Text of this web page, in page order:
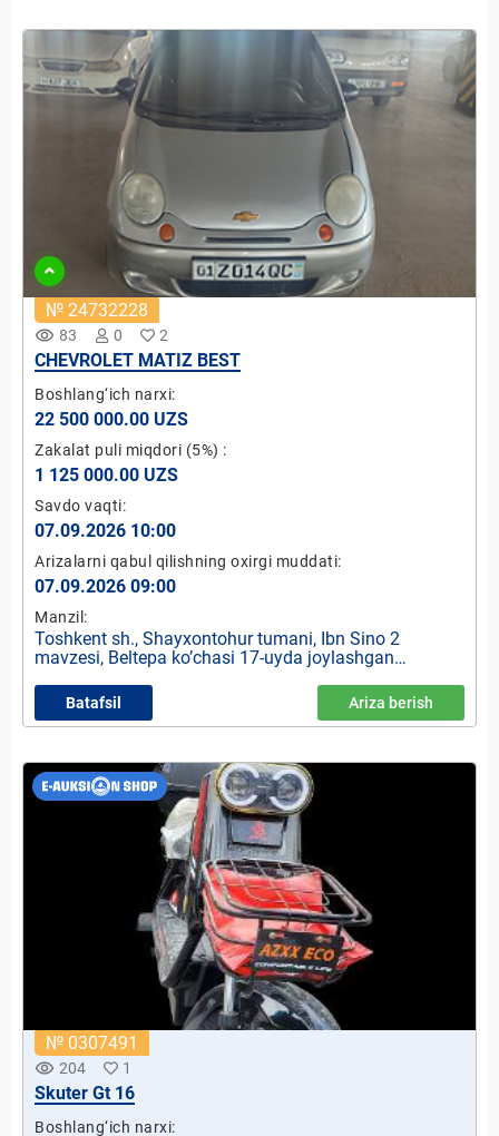
remove_red_eye 83 0 2
№ 24732228
CHEVROLET MATIZ BEST
Boshlang‘ich narxi:
22 500 000.00 UZS
Zakalat puli miqdori (5%) :
1 125 000.00 UZS
Savdo vaqti:
07.09.2026 10:00
Arizalarni qabul qilishning oxirgi muddati:
07.09.2026 09:00
Manzil:
Toshkent sh., Shayxontohur tumani, Ibn Sino 2
mavzesi, Beltepa ko’chasi 17-uyda joylashgan
Batafsil Ariza berish
remove_red_eye 204 1
№ 0307491
Skuter Gt 16
Boshlang‘ich narxi: